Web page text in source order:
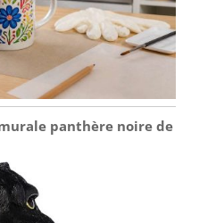
panthère noire de